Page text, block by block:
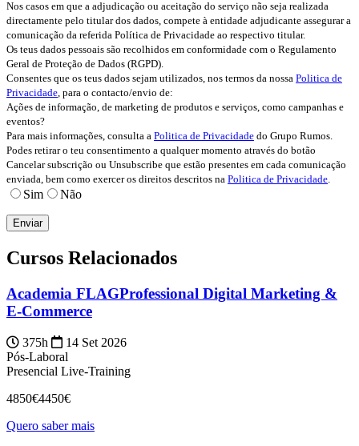
Nos casos em que a adjudicação ou aceitação do serviço não seja realizada
directamente pelo titular dos dados, compete à entidade adjudicante assegurar a
comunicação da referida Política de Privacidade ao respectivo titular.
Os teus dados pessoais são recolhidos em conformidade com o Regulamento
Geral de Proteção de Dados (RGPD).
Consentes que os teus dados sejam utilizados, nos termos da nossa Politica de
Privacidade, para o contacto/envio de:
Ações de informação, de marketing de produtos e serviços, como campanhas e
eventos?
Para mais informações, consulta a Politica de Privacidade do Grupo Rumos.
Podes retirar o teu consentimento a qualquer momento através do botão
Cancelar subscrição ou Unsubscribe que estão presentes em cada comunicação
enviada, bem como exercer os direitos descritos na Politica de Privacidade.
Sim Não
Cursos Relacionados
Academia FLAGProfessional Digital Marketing &
E-Commerce
375h
14 Set 2026
Pós-Laboral
Presencial Live-Training
4850€4450€
Quero saber mais